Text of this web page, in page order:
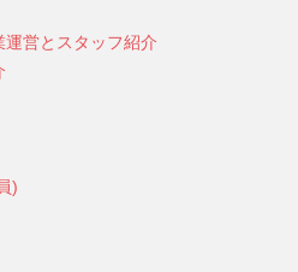
営とスタッフ紹介
)